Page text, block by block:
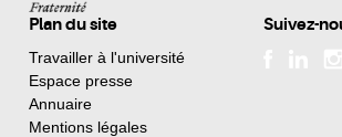
Plan du site
Travailler à l'université
Espace presse
Annuaire
Mentions légales
Suivez-